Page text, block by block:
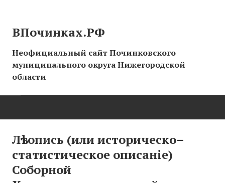
ВПочинках.РФ
Неофициальный сайт Починковского
муниципального округа Нижегородской
области
СТРАНИЦЫ ИСТОРИИ
Лѣтопись (или историческо–
статистическое описаніе)
Соборной